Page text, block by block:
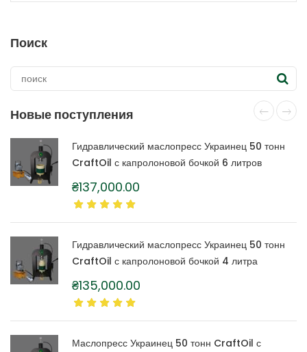
несколько
вариаций.
Опции
можно
выбрать
на
странице
товара.
Поиск
Новые поступления
Гидравлический маслопресс Украинец 50 тонн
CraftOil с капролоновой бочкой 6 литров
₴137,000.00
Гидравлический маслопресс Украинец 50 тонн
CraftOil с капролоновой бочкой 4 литра
₴135,000.00
Маслопресс Украинец 50 тонн CraftOil с